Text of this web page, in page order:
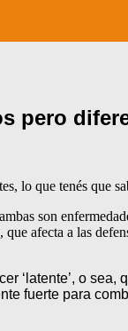
pero
lo que tenés que
son
afecta a las
‘latente’, o
fuerte para